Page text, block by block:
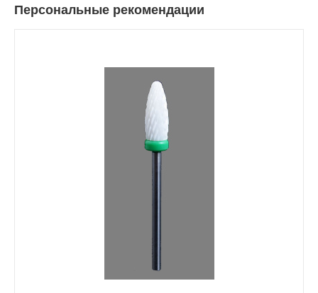
Персональные рекомендации